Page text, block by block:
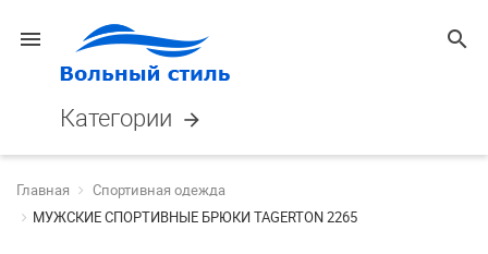
menu search
Категории arrow_forward
Главная
Спортивная одежда
МУЖСКИЕ СПОРТИВНЫЕ БРЮКИ TAGERTON 2265